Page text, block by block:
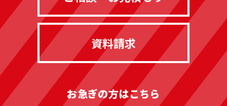
資料請求
お急ぎの方はこちら